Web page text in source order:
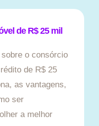
de R$ 25 mil
o consórcio
de R$ 25
as vantagens,
ser
a melhor